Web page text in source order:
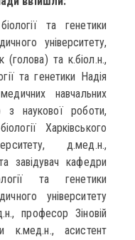
та генетики
університету,
та к.біол.н.,
та генетики Надія
навчальних
з наукової роботи,
Харківського
д.мед.н.,
завідувач кафедри
та генетики
університету
професор Зіновій
к.мед.н., асистент